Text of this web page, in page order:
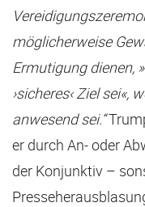
möglicherweise
Ermutigung dienen,
›sicheres‹ Ziel sei«,
anwesend sei.“
er durch An- oder
der Konjunktiv –